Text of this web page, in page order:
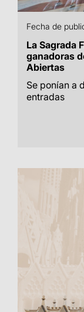
Fecha de
La Sagrada
ganadoras
Abiertas
Se ponían a
entradas